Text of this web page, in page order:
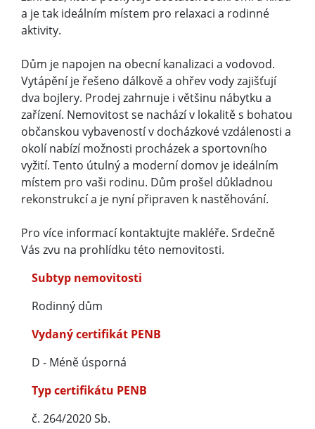
a je tak ideálním místem pro relaxaci a rodinné
aktivity.
Dům je napojen na obecní kanalizaci a vodovod.
Vytápění je řešeno dálkově a ohřev vody zajišťují
dva bojlery. Prodej zahrnuje i většinu nábytku a
zařízení. Nemovitost se nachází v lokalitě s bohatou
občanskou vybaveností v docházkové vzdálenosti a
okolí nabízí možnosti procházek a sportovního
vyžití. Tento útulný a moderní domov je ideálním
místem pro vaši rodinu. Dům prošel důkladnou
rekonstrukcí a je nyní připraven k nastěhování.
Pro více informací kontaktujte makléře. Srdečně
Vás zvu na prohlídku této nemovitosti.
Subtyp nemovitosti
Rodinný dům
Vydaný certifikát PENB
D - Méně úsporná
Typ certifikátu PENB
č. 264/2020 Sb.